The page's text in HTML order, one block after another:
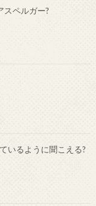
スペルガー?
いるように聞こえる?